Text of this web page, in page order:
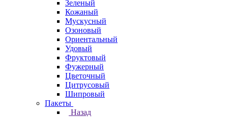
Зеленый
Кожаный
Мускусный
Озоновый
Ориентальный
Удовый
Фруктовый
Фужерный
Цветочный
Цитрусовый
Шипровый
Пакеты
Назад